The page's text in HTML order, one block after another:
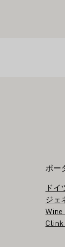
ポー
ドイ
ジェ
Wine